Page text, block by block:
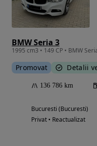
BMW Seria 3
1995 cm3 • 149 CP • BMW
Promovat Detalii
136 786 km
Bucuresti (Bucuresti)
Privat • Reactualizat